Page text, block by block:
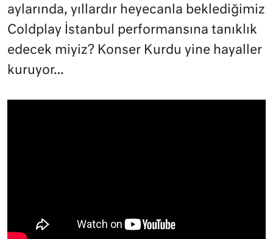
aylarında, yıllardır heyecanla beklediğimiz
Coldplay İstanbul performansına tanıklık
edecek miyiz? Konser Kurdu yine hayaller
kuruyor…